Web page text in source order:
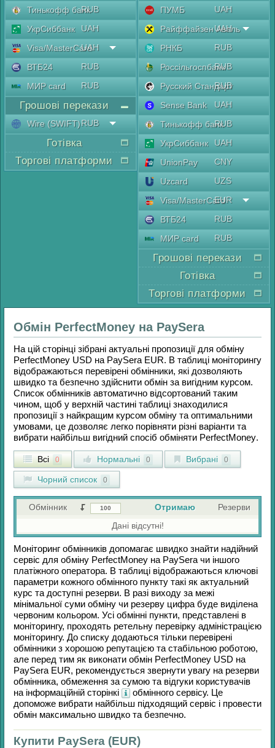
Тинькофф банкRUB
УкрСиббанк
UAH
Visa/MasterCard
UAH
ВТБ24
RUB
МИР card
RUB
Грошові перекази
Wire (SWIFT)RUB
Готівка
Торгові платформи
ПУМБ
UAH
Райффайзен Аваль
UAH
РНКБ
RUB
Россільгоспбанк
RUB
Русский Стандарт
RUB
Sense Bank
UAH
Тинькофф банкRUB
УкрСиббанк
UAH
UnionPay
CNY
Uzcard
UZS
Visa/MasterCard
EUR
ВТБ24
RUB
МИР card
RUB
Грошові перекази
Готівка
Торгові платформи
Обмін PerfectMoney на PaySera
На цій сторінці зібрані актуальні пропозиції для обміну
PerfectMoney USD на PaySera EUR. В таблиці моніторингу
відображаються перевірені обмінники, які дозволяють
швидко та безпечно здійснити обмін за вигідним курсом.
Список обмінників автоматично відсортований таким
чином, щоб у верхній частині таблиці знаходилися
пропозиції з найкращим курсом обміну та оптимальними
умовами, це дозволяє легко порівняти різні варіанти та
вибрати найбільш вигідний спосіб обміняти PerfectMoney.
Всі 0 Нормальні 0 Вибрані 0
Чорний список 0
Обмінник Отримаю
Резерви
Дані відсутні!
Моніторинг обмінників допомагає швидко знайти надійний
сервіс для обміну PerfectMoney на PaySera чи іншого
платіжного оператора. В таблиці відображаються ключові
параметри кожного обмінного пункту такі як актуальний
курс та доступні резерви. В разі виходу за межі
мінімальної суми обміну чи резерву цифра буде виділена
червоним кольором. Усі обмінні пункти, представлені в
моніторингу, проходять ретельну перевірку адміністрацією
моніторингу. До списку додаються тільки перевірені
обмінники з хорошою репутацією та стабільною роботою,
але перед тим як виконати обмін PerfectMoney USD на
PaySera EUR, рекомендується звернути увагу на резерви
обмінника, обмеження за сумою та відгуки користувачів
на інформаційній сторінкі
обмінного сервісу. Це
допоможе вибрати найбільш підходящий сервіс і провести
обмін максимально швидко та безпечно.
Купити PaySera (EUR)